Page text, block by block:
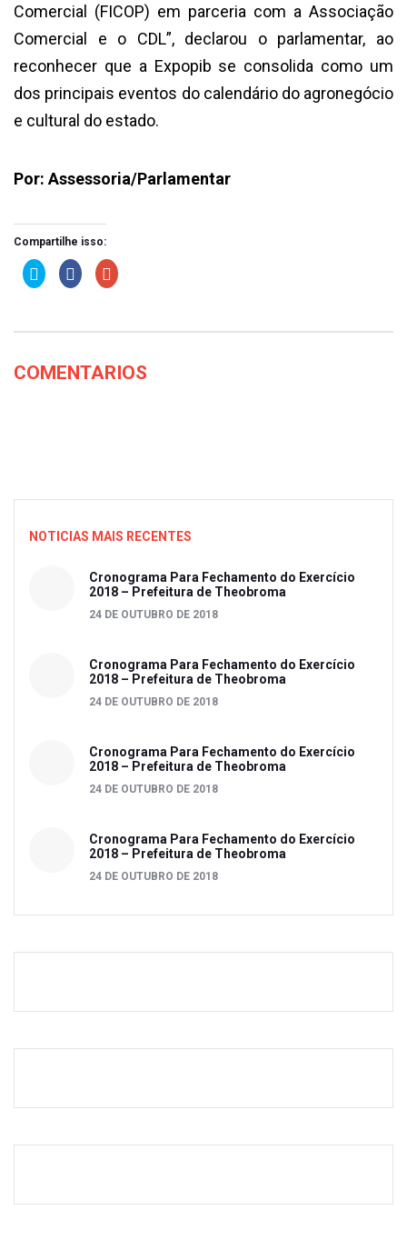
Comercial (FICOP) em parceria com a Associação
Comercial e o CDL”, declarou o parlamentar, ao
reconhecer que a Expopib se consolida como um
dos principais eventos do calendário do agronegócio
e cultural do estado.
Por: Assessoria/Parlamentar
Compartilhe isso:
Clique
para
compartilhar
nova
Clique
para
compartilhar
nova
Compartilhe
no
janela)
COMENTARIOS
NOTICIAS MAIS RECENTES
Cronograma Para Fechamento do Exercício
2018 – Prefeitura de Theobroma
24 DE OUTUBRO DE 2018
Cronograma Para Fechamento do Exercício
2018 – Prefeitura de Theobroma
24 DE OUTUBRO DE 2018
Cronograma Para Fechamento do Exercício
2018 – Prefeitura de Theobroma
24 DE OUTUBRO DE 2018
Cronograma Para Fechamento do Exercício
2018 – Prefeitura de Theobroma
24 DE OUTUBRO DE 2018